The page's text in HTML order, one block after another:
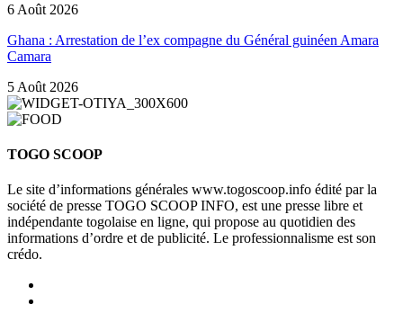
6 Août 2026
Ghana : Arrestation de l’ex compagne du Général guinéen Amara
Camara
5 Août 2026
TOGO SCOOP
Le site d’informations générales www.togoscoop.info édité par la
société de presse TOGO SCOOP INFO, est une presse libre et
indépendante togolaise en ligne, qui propose au quotidien des
informations d’ordre et de publicité. Le professionnalisme est son
crédo.